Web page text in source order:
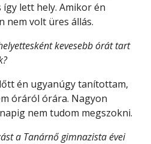
így lett hely. Amikor én
nem volt üres állás.
kevesebb órát tart
én ugyanúgy tanítottam,
óráról órára. Nagyon
nem tudom megszokni.
a Tanárnő gimnazista évei